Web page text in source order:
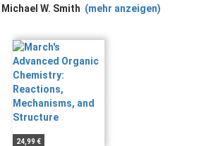
Michael W. Smith (mehr anzeigen)
24,99 €